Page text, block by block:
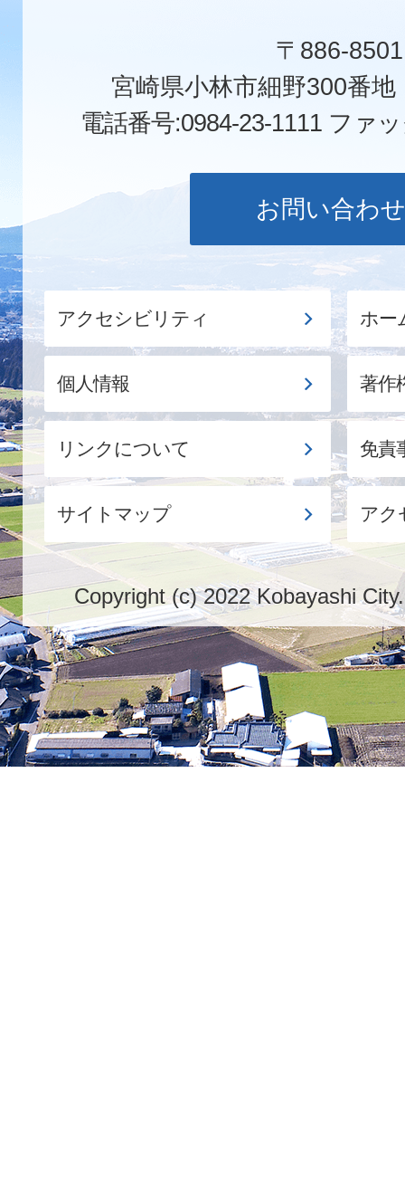
〒886-8501
宮崎県小林市細野300番
電話番号:0984-23-1111 ファ
お問い合わせ
アクセシビリティ ホー
個人情報 著作
リンクについて 免責
サイトマップ アク
Copyright (c) 2022 Kobayashi